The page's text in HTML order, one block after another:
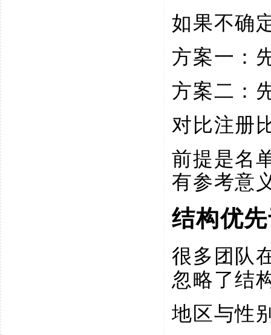
如果不确
方案一：
方案二：
对比注册
前提是名
有参考意
结构优
很多团队
忽略了结
地区与性